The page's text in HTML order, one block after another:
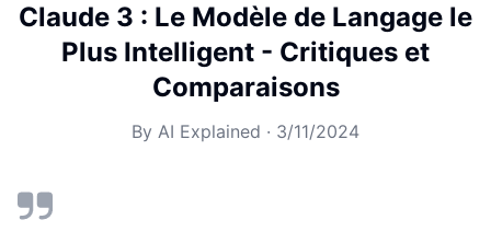
Claude 3 : Le Modèle de Langage le
Plus Intelligent - Critiques et
Comparaisons
By AI Explained · 3/11/2024